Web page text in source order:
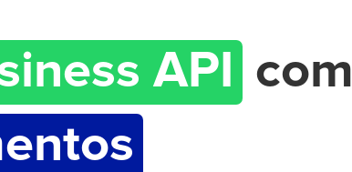
API
com